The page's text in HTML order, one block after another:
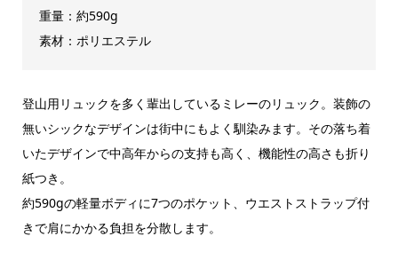
重量：約590g
素材：ポリエステル
登山用リュックを多く輩出しているミレーのリュック。装飾の
無いシックなデザインは街中にもよく馴染みます。その落ち着
いたデザインで中高年からの支持も高く、機能性の高さも折り
紙つき。
約590gの軽量ボディに7つのポケット、ウエストストラップ付
きで肩にかかる負担を分散します。